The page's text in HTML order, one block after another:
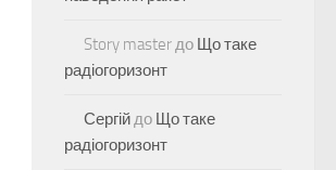
Story masterдо Що таке
радіогоризонт
Сергійдо Що таке
радіогоризонт